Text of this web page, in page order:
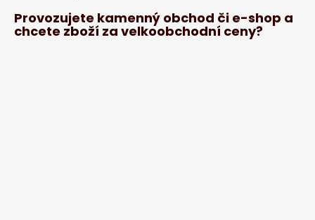
Provozujete kamenný obchod či e-shop a
chcete zboží za velkoobchodní ceny?